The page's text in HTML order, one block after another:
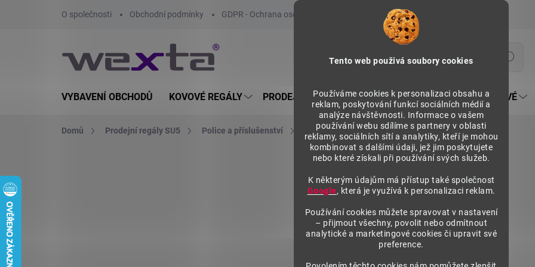
Tento web použivá soubory cookies
Používáme cookies k personalizaci obsahu a
reklam, poskytování funkcí sociálních médií a
analýze návštěvnosti. Informace o vašem
používání webu sdílíme s partnery v oblasti
reklamy, sociálních sítí a analytiky, kteří je mohou
kombinovat s dalšími údaji, jež jim poskytujete
nebo které získali při používání svých služeb.
K některým údajům má přístup také společnost
Google, která je využívá k personalizaci reklam.
Používání cookies můžete spravovat v nastavení
– přijmout všechny, povolit nebo odmítnout
analytické a marketingové cookies či upravit své
preference.
O společnosti Obchodní podmínky GDPR - Ochrana osobních údajů Prohlášení o používání COOKIES
Hledat
VYBAVENÍ OBCHODŮ KOVOVÉ REGÁLY PRODEJNÍ REGÁLY SU5 PULTY PRODEJNÍ SEKTOROVÉ
Domů Prodejní regály SU5 Police a příslušenství Police regálů Police kovová těžká 625x400 mm